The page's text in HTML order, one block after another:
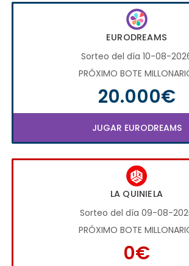
EURODREAMS
Sorteo del día 10-08-
PRÓXIMO BOTE
20.000€
JUGAR EURODREAMS
LA QUINIELA
Sorteo del día 09-08-
PRÓXIMO BOTE
0€